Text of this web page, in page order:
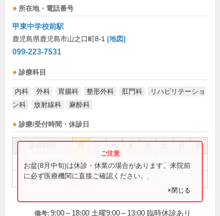
所在地・電話番号
甲東中学校前駅
鹿児島県鹿児島市山之口町8-1 [地図]
099-223-7531
診療科目
内科 外科 胃腸科 整形外科 肛門科
リハビリテーショ
ン科
放射線科 麻酔科
診療/受付時間・休診日
祝
9:00～13:00
9:00～18:00 ● ● ● ●
お盆(8月中旬)は休診・休業の場合があります。来院前
に必ず医療機関に直接ご確認ください。
×閉じる
備考: 9:00～18:00 土曜9:00～13:00 臨時休診あり